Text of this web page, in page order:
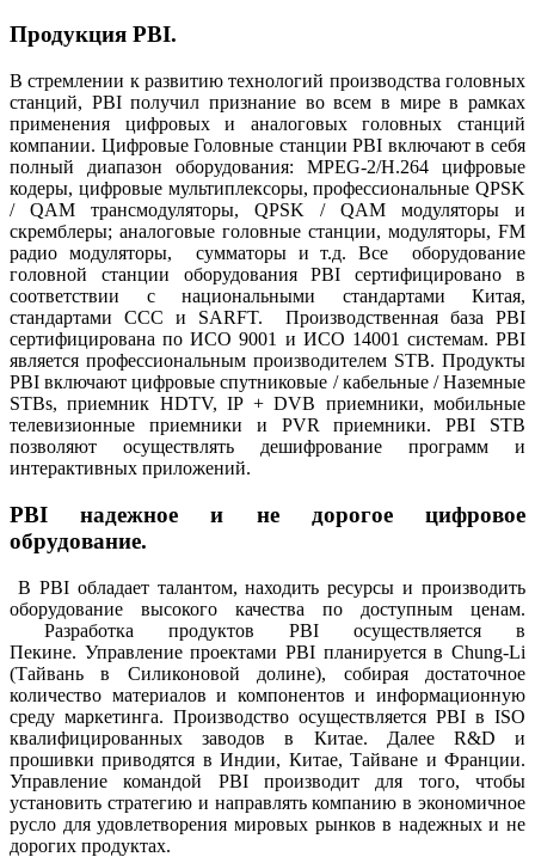
Продукция PBI.
В стремлении к развитию технологий производства головных
станций, PBI получил признание во всем в мире в рамках
применения цифровых и аналоговых головных станций
компании. Цифровые Головные станции PBI включают в себя
полный диапазон оборудования: MPEG-2/H.264 цифровые
кодеры, цифровые мультиплексоры, профессиональные QPSK
/ QAM трансмодуляторы, QPSK / QAM модуляторы и
скремблеры; аналоговые головные станции, модуляторы, FM
радио модуляторы, сумматоры и т.д. Все оборудование
головной станции оборудования PBI сертифицировано в
соответствии с национальными стандартами Китая,
стандартами CCC и SARFT. Производственная база PBI
сертифицирована по ИСО 9001 и ИСО 14001 системам. PBI
является профессиональным производителем STB. Продукты
PBI включают цифровые спутниковые / кабельные / Наземные
STBs, приемник HDTV, IP + DVB приемники, мобильные
телевизионные приемники и PVR приемники. PBI STB
позволяют осуществлять дешифрование программ и
интерактивных приложений.
PBI надежное и не дорогое цифровое
обрудование.
В PBI обладает талантом, находить ресурсы и производить
оборудование высокого качества по доступным ценам.
Разработка продуктов PBI осуществляется в
Пекине. Управление проектами PBI планируется в Chung-Li
(Тайвань в Силиконовой долине), собирая достаточное
количество материалов и компонентов и информационную
среду маркетинга. Производство осуществляется PBI в ISO
квалифицированных заводов в Китае. Далее R&D и
прошивки приводятся в Индии, Китае, Тайване и Франции.
Управление командой PBI производит для того, чтобы
установить стратегию и направлять компанию в экономичное
русло для удовлетворения мировых рынков в надежных и не
дорогих продуктах.